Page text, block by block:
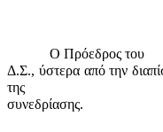
Ο Πρόεδρος του
Δ.Σ., ύστερα από την
της
συνεδρίασης.